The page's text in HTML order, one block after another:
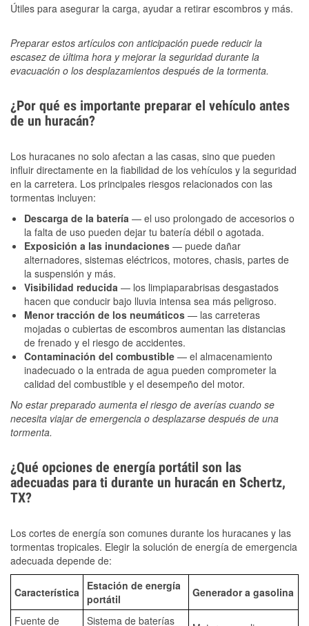
Útiles para asegurar la carga, ayudar a retirar escombros y más.
Preparar estos artículos con anticipación puede reducir la
escasez de última hora y mejorar la seguridad durante la
evacuación o los desplazamientos después de la tormenta.
¿Por qué es importante preparar el vehículo antes
de un huracán?
Los huracanes no solo afectan a las casas, sino que pueden
influir directamente en la fiabilidad de los vehículos y la seguridad
en la carretera. Los principales riesgos relacionados con las
tormentas incluyen:
Descarga de la batería — el uso prolongado de accesorios o
la falta de uso pueden dejar tu batería débil o agotada.
Exposición a las inundaciones — puede dañar
alternadores, sistemas eléctricos, motores, chasis, partes de
la suspensión y más.
Visibilidad reducida — los limpiaparabrisas desgastados
hacen que conducir bajo lluvia intensa sea más peligroso.
Menor tracción de los neumáticos — las carreteras
mojadas o cubiertas de escombros aumentan las distancias
de frenado y el riesgo de accidentes.
Contaminación del combustible — el almacenamiento
inadecuado o la entrada de agua pueden comprometer la
calidad del combustible y el desempeño del motor.
No estar preparado aumenta el riesgo de averías cuando se
necesita viajar de emergencia o desplazarse después de una
tormenta.
¿Qué opciones de energía portátil son las
adecuadas para ti durante un huracán en Schertz,
TX?
Los cortes de energía son comunes durante los huracanes y las
tormentas tropicales. Elegir la solución de energía de emergencia
adecuada depende de:
Característica
Estación de energía
portátil
Generador a gasolina
Fuente de Sistema de baterías